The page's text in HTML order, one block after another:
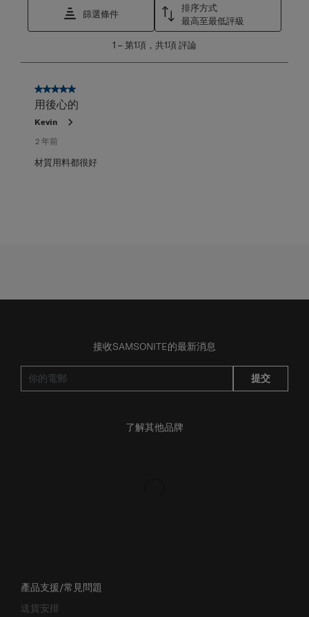
篩選條件
排序方式
最高至最低評級
第
項，
1 –第1項，共1項評論
5星，共5星。
用後心的
Kevin
2 年前
材質用料都很好
接收SAMSONITE的最新消息
提交
了解其他品牌
產品支援/常見問題
送貨安排